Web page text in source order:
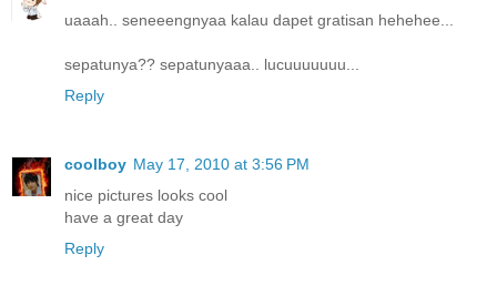
uaaah.. seneeengnyaa kalau dapet gratisan hehehee...
sepatunya?? sepatunyaaa.. lucuuuuuuu...
Reply
coolboy May 17, 2010 at 3:56 PM
nice pictures looks cool
have a great day
Reply